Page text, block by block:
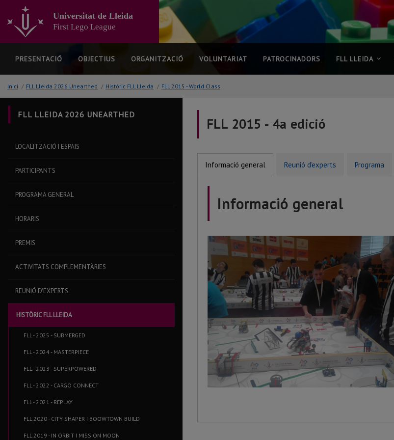
contingut
principal
de
pàgina
Universitat de Lleida
First Lego League
PRESENTACIÓ OBJECTIUS ORGANITZACIÓ VOLUNTARIAT PATROCINADORS FLL LLEIDA
Inici / FLL Lleida 2026 Unearthed / Històric FLL Lleida / FLL 2015 - World Class
FLL LLEIDA 2026 UNEARTHED
LOCALITZACIÓ I ESPAIS
PARTICIPANTS
PROGRAMA GENERAL
HORARIS
PREMIS
ACTIVITATS COMPLEMENTÀRIES
REUNIÓ D'EXPERTS
HISTÒRIC FLL LLEIDA
FLL - 2025 - SUBMERGED
FLL - 2024 - MASTERPIECE
FLL - 2023 - SUPERPOWERED
FLL - 2022 - CARGO CONNECT
FLL - 2021 - REPLAY
FLL 2020 - CITY SHAPER I BOOWTOWN BUILD
FLL 2019 - IN ORBIT I MISSION MOON
FLL 2015 - 4a edició
Informació general Reunió d'experts Programa
Informació general